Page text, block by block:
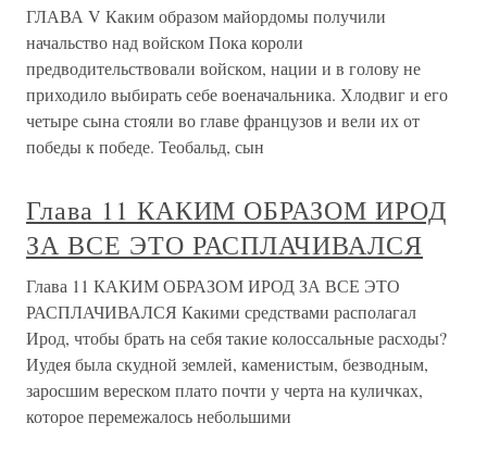
ГЛАВА V Каким образом майордомы получили
начальство над войском Пока короли
предводительствовали войском, нации и в голову не
приходило выбирать себе военачальника. Хлодвиг и его
четыре сына стояли во главе французов и вели их от
победы к победе. Теобальд, сын
Глава 11 КАКИМ ОБРАЗОМ ИРОД
ЗА ВСЕ ЭТО РАСПЛАЧИВАЛСЯ
Глава 11 КАКИМ ОБРАЗОМ ИРОД ЗА ВСЕ ЭТО
РАСПЛАЧИВАЛСЯ Какими средствами располагал
Ирод, чтобы брать на себя такие колоссальные расходы?
Иудея была скудной землей, каменистым, безводным,
заросшим вереском плато почти у черта на куличках,
которое перемежалось небольшими